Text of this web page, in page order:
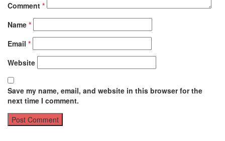
Comment *
Name *
Email *
Website
Save my name, email, and website in this browser for the
next time I comment.